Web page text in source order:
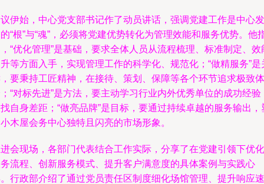
伊始，中心党支部书记作了动员讲话，强调党建工作是中心发
“根”与“魂”，必须将党建优势转化为管理效能和服务优势。他
“优化管理”是基础，要求全体人员从流程梳理、标准制定、效
等方面入手，实现管理工作的科学化、规范化；“做精服务”是
要秉持工匠精神，在接待、策划、保障等各个环节追求极致体
“对标先进”是方法，要主动学习行业内外优秀单位的成功经验
自身差距；“做亮品牌”是目标，要通过持续卓越的服务输出，
木屋会务中心独特且闪亮的市场形象。
会现场，各部门代表结合工作实际，分享了在党建引领下优化
流程、创新服务模式、提升客户满意度的具体案例与实践心
行政部介绍了通过党员责任区制度细化场馆管理、提升响应速